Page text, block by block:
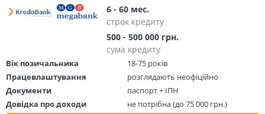
6 - 60 мес.
строк кредиту
500 - 500 000 грн.
сума кредиту
Вік позичальника
18-75 років
Працевлаштування
розглядають неофіційно
Документи
паспорт + ІПН
Довідка про доходи
не потрібна (до 75 000 грн.)